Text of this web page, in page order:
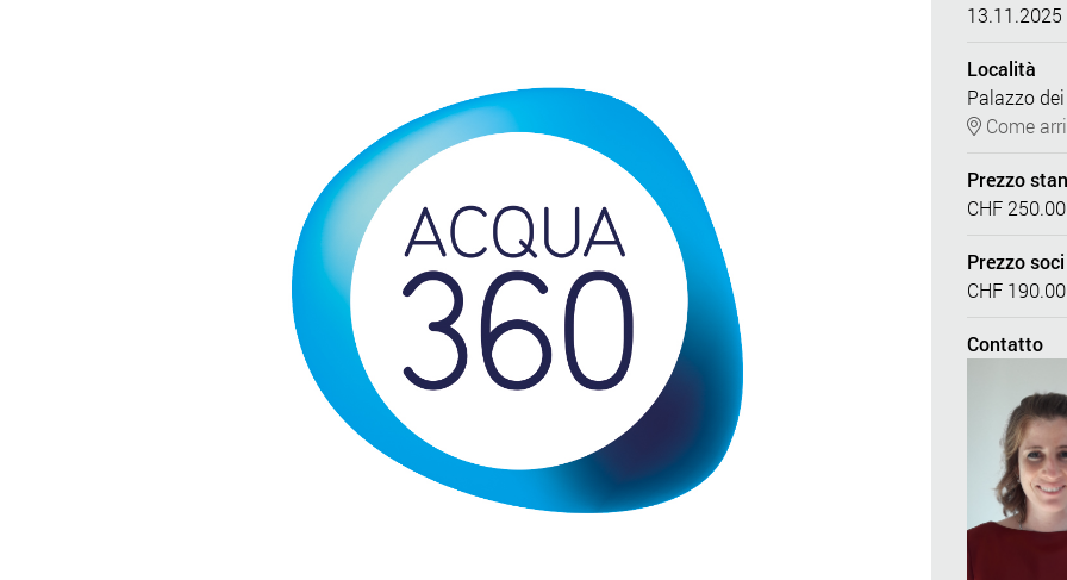
13.11.2025
Località
Palazzo
Come
Prezzo
CHF 250.00
Prezzo soci
CHF 190.00
Contatto